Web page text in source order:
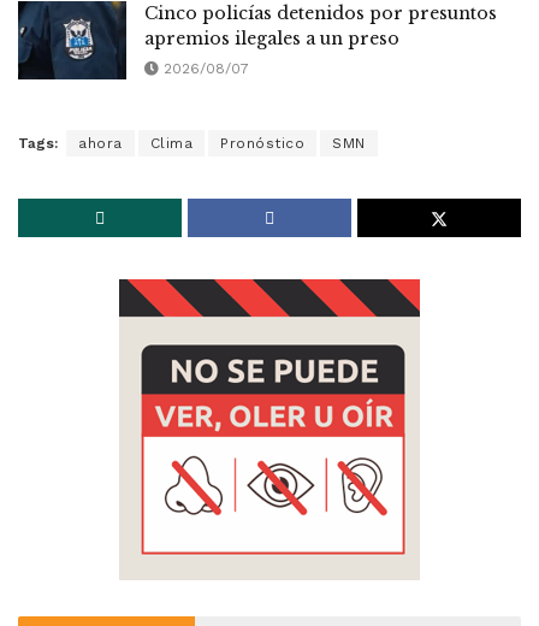
Cinco policías detenidos por presuntos
apremios ilegales a un preso
2026/08/07
Tags: ahora Clima Pronóstico SMN